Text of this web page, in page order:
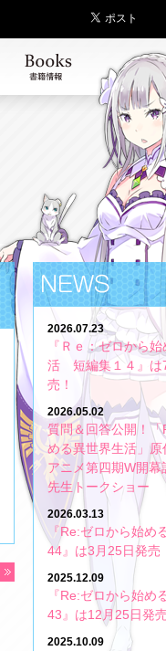
2026.07.23
『Ｒｅ：ゼロから
活 短編集１４』は
売！
2026.05.02
質問＆回答公開！
める異世界生活」
アニメ第四期W開幕
先生トークショー
2026.03.13
『Re:ゼロから始め
44』は3月25日発売
2025.12.09
『Re:ゼロから始め
43』は12月25日発売
2025.10.09